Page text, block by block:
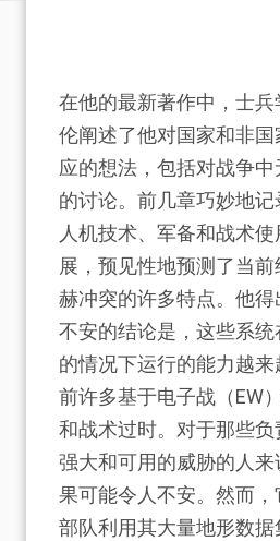
在他的最新著作中，士兵
伦阐述了他对国家和非
应的想法，包括对战争
的讨论。前几章巧妙地
人机技术、军备和战术
展，预见性地预测了当
赫冲突的许多特点。他得
不安的结论是，这些系
的情况下运行的能力越
前许多基于电子战（EW
和战术过时。对于那些
强大和可用的威胁的人
果可能令人不安。然而
部队利用其大量地形数